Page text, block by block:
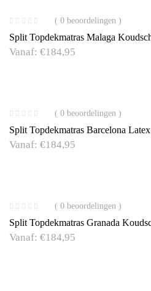
( 0 beoordelingen )
Split Topdekmatras Malaga
Vanaf: €184,95
( 0 beoordelingen )
Split Topdekmatras Barcelona
Vanaf: €184,95
( 0 beoordelingen )
Split Topdekmatras Granada
Vanaf: €184,95